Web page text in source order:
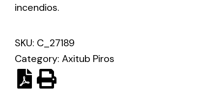
Solar lighting
Variety of solar solutions for all kinds of needs.
incendios.
SKU: C_27189
Category: Axitub Piros